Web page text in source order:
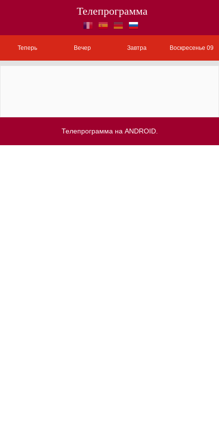
Телепрограмма
Теперь Вечер Завтра Воскресенье 09
Телепрограмма на ANDROID.